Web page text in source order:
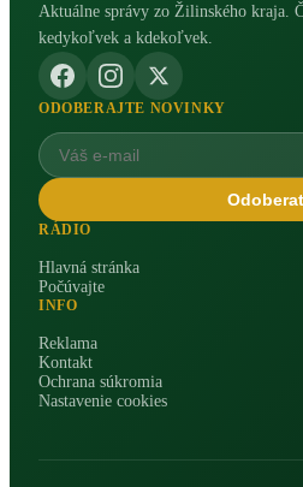
Aktuálne správy zo Žilinského kraja.
kedykoľvek a kdekoľvek.
ODOBERAJTE NOVINKY
RÁDIO
Hlavná stránka
Počúvajte
INFO
Reklama
Kontakt
Ochrana súkromia
Nastavenie cookies